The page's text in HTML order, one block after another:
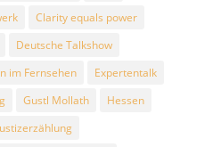
Clarity equals power
Deutsche Talkshow
im Fernsehen
Expertentalk
Gustl Mollath
Hessen